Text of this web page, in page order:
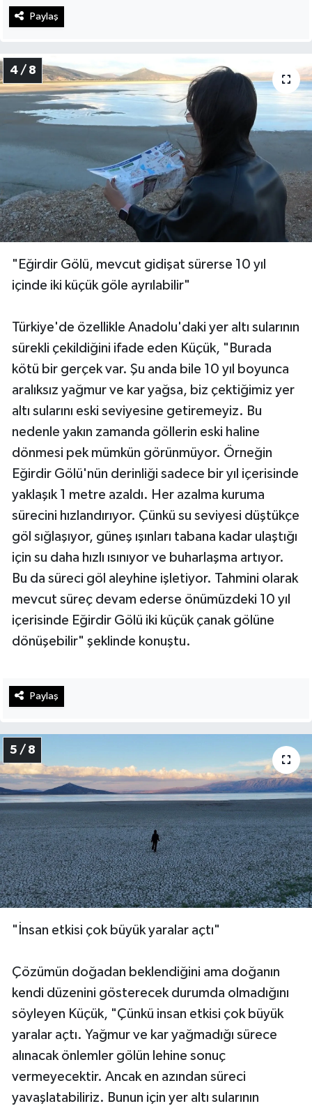
Paylaş
4 / 8
"Eğirdir Gölü, mevcut gidişat sürerse 10 yıl
içinde iki küçük göle ayrılabilir"
Türkiye'de özellikle Anadolu'daki yer altı sularının
sürekli çekildiğini ifade eden Küçük, "Burada
kötü bir gerçek var. Şu anda bile 10 yıl boyunca
aralıksız yağmur ve kar yağsa, biz çektiğimiz yer
altı sularını eski seviyesine getiremeyiz. Bu
nedenle yakın zamanda göllerin eski haline
dönmesi pek mümkün görünmüyor. Örneğin
Eğirdir Gölü'nün derinliği sadece bir yıl içerisinde
yaklaşık 1 metre azaldı. Her azalma kuruma
sürecini hızlandırıyor. Çünkü su seviyesi düştükçe
göl sığlaşıyor, güneş ışınları tabana kadar ulaştığı
için su daha hızlı ısınıyor ve buharlaşma artıyor.
Bu da süreci göl aleyhine işletiyor. Tahmini olarak
mevcut süreç devam ederse önümüzdeki 10 yıl
içerisinde Eğirdir Gölü iki küçük çanak gölüne
dönüşebilir" şeklinde konuştu.
Paylaş
5 / 8
"İnsan etkisi çok büyük yaralar açtı"
Çözümün doğadan beklendiğini ama doğanın
kendi düzenini gösterecek durumda olmadığını
söyleyen Küçük, "Çünkü insan etkisi çok büyük
yaralar açtı. Yağmur ve kar yağmadığı sürece
alınacak önlemler gölün lehine sonuç
vermeyecektir. Ancak en azından süreci
yavaşlatabiliriz. Bunun için yer altı sularının